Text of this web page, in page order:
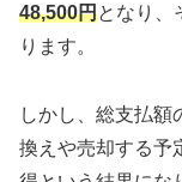
48,500円となり、
ります。
しかし、総支払額
換えや売却する予